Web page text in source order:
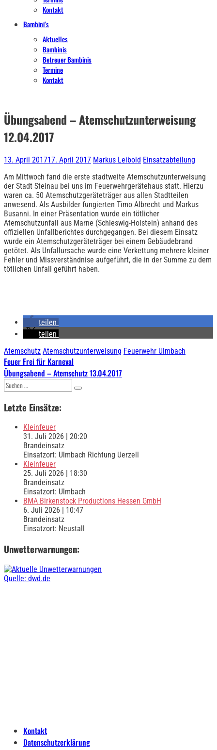
Kontakt
Bambini’s
Aktuelles
Bambinis
Betreuer Bambinis
Termine
Kontakt
Übungsabend – Atemschutzunterweisung
12.04.2017
13. April 201717. April 2017 Markus Leibold Einsatzabteilung
Am Mittwoch fand die erste stadtweite Atemschutzunterweisung
der Stadt Steinau bei uns im Feuerwehrgerätehaus statt. Hierzu
waren ca. 50 Atemschutzgeräteträger aus allen Stadtteilen
anwesend. Als Ausbilder fungierten Timo Albrecht und Markus
Busanni. In einer Präsentation wurde ein tötlicher
Atemschutzunfall aus Marne (Schleswig-Holstein) anhand des
offiziellen Unfallberichtes durchgegangen. Bei diesem Einsatz
wurde ein Atemschutzgeräteträger bei einem Gebäudebrand
getötet. Als Unfallursache wurde eine Verkettung mehrere kleiner
Fehler und Missverständnise aufgeführt, die in der Summe zu dem
tötlichen Unfall geführt haben.
teilen
teilen
Atemschutz Atemschutzunterweisung Feuerwehr Ulmbach
Beitragsnavigation
Feuer Frei für Karneval
Übungsabend – Atemschutz 13.04.2017
Suchen
nach:
Letzte Einsätze:
Kleinfeuer
31. Juli 2026
20:20
Brandeinsatz
Einsatzort: Ulmbach Richtung Uerzell
Kleinfeuer
25. Juli 2026
18:30
Brandeinsatz
Einsatzort: Ulmbach
BMA Birkenstock Productions Hessen GmbH
6. Juli 2026
10:47
Brandeinsatz
Einsatzort: Neustall
Unwetterwarnungen:
Quelle: dwd.de
Kontakt
Datenschutzerklärung